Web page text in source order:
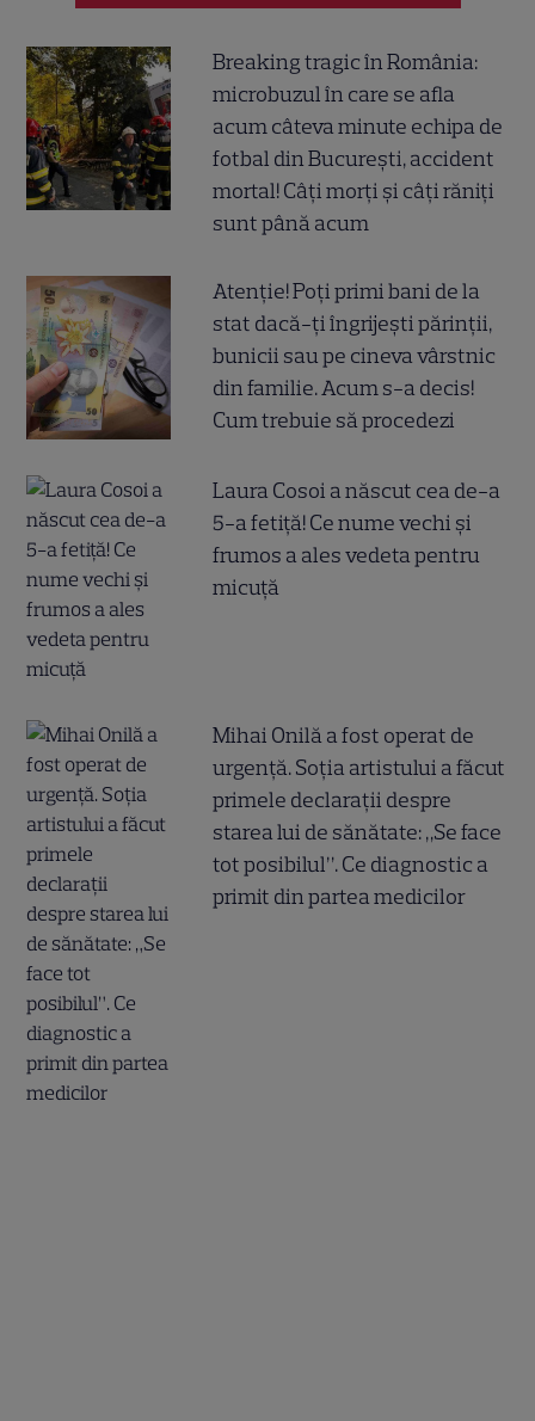
Breaking tragic în România:
microbuzul în care se afla
acum câteva minute echipa de
fotbal din București, accident
mortal! Câți morți și câți răniți
sunt până acum
Atenție! Poți primi bani de la
stat dacă-ți îngrijești părinții,
bunicii sau pe cineva vârstnic
din familie. Acum s-a decis!
Cum trebuie să procedezi
Laura Cosoi a născut cea de-a
5-a fetiță! Ce nume vechi și
frumos a ales vedeta pentru
micuță
Mihai Onilă a fost operat de
urgență. Soția artistului a făcut
primele declarații despre
starea lui de sănătate: „Se face
tot posibilul”. Ce diagnostic a
primit din partea medicilor